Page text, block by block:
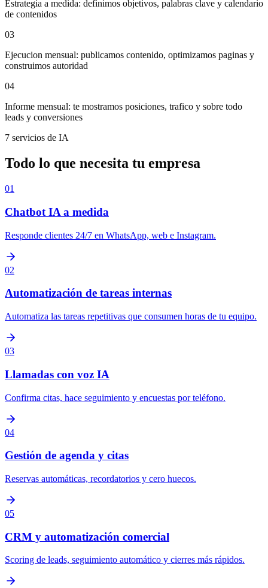
Estrategia a medida: definimos objetivos, palabras clave y calendario
de contenidos
03
Ejecucion mensual: publicamos contenido, optimizamos paginas y
construimos autoridad
04
Informe mensual: te mostramos posiciones, trafico y sobre todo
leads y conversiones
7 servicios de IA
Todo lo que necesita tu empresa
01
Chatbot IA a medida
Responde clientes 24/7 en WhatsApp, web e Instagram.
02
Automatización de tareas internas
Automatiza las tareas repetitivas que consumen horas de tu equipo.
03
Llamadas con voz IA
Confirma citas, hace seguimiento y encuestas por teléfono.
04
Gestión de agenda y citas
Reservas automáticas, recordatorios y cero huecos.
05
CRM y automatización comercial
Scoring de leads, seguimiento automático y cierres más rápidos.